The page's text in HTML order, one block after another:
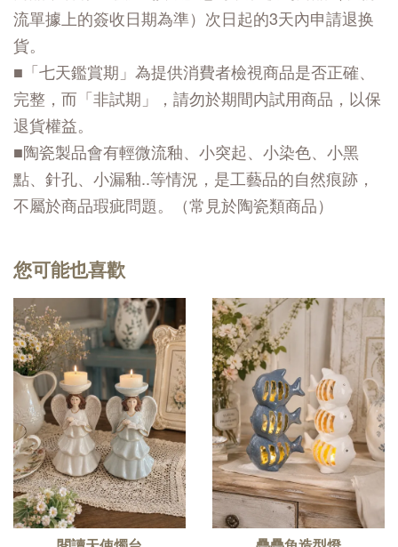
流單據上的簽收日期為準）次日起的3天內申請退换
貨。
■「七天鑑賞期」為提供消費者檢視商品是否正確、
完整，而「非試期」，請勿於期間内試用商品，以保
退貨權益。
■陶瓷製品會有輕微流釉、小突起、小染色、小黑
點、針孔、小漏釉..等情況，是工藝品的自然痕跡，
不屬於商品瑕疵問題。（常見於陶瓷類商品）
您可能也喜歡